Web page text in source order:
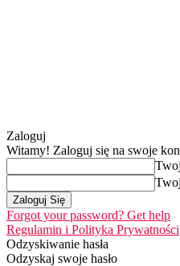
Zaloguj
Witamy! Zaloguj się na swoje
Forgot your password? Get help
Regulamin i Polityka Prywatności
Odzyskiwanie hasła
Odzyskaj swoje hasło